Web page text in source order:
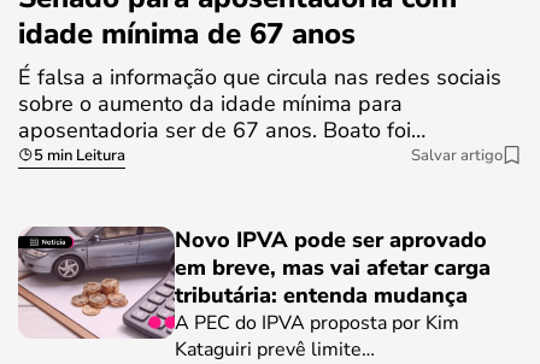
idade mínima de 67 anos
É falsa a informação que circula nas redes sociais
sobre o aumento da idade mínima para
aposentadoria ser de 67 anos. Boato foi…
5 min Leitura Salvar artigo
Novo IPVA pode ser aprovado
em breve, mas vai afetar carga
tributária: entenda mudança
A PEC do IPVA proposta por Kim
Kataguiri prevê limite…